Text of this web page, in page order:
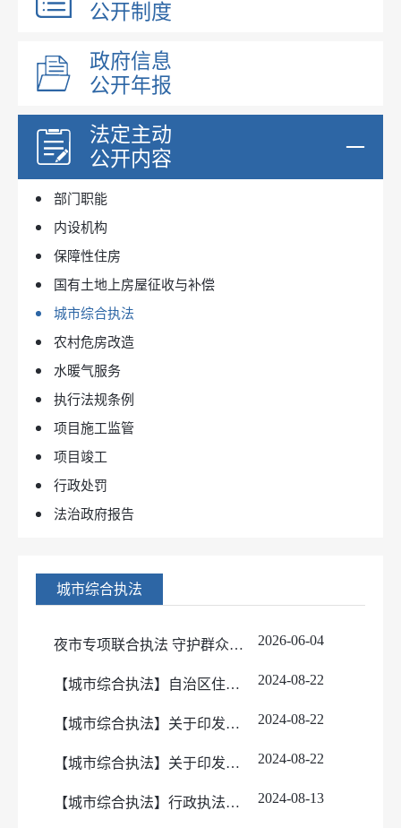
公开制度
政府信息
公开年报
法定主动
公开内容
部门领导
部门职能
内设机构
保障性住房
国有土地上房屋征收与补偿
城市综合执法
农村危房改造
水暖气服务
执行法规条例
项目施工监管
项目竣工
行政处罚
法治政府报告
城市综合执法
夜市专项联合执法 守护群众夜间生活环境 2026-06-04
【城市综合执法】自治区住房和城乡建设行政处罚案件办理流程图 2024-08-22
【城市综合执法】关于印发《自治区住房和城乡建设系统行政执法全过程记录管理办法（试行）》 2024-08-22
【城市综合执法】关于印发《新疆维吾尔自治区住房和城乡建设行政处罚案件办理指引》的通知 2024-08-22
【城市综合执法】行政执法事项清单 2024-08-13